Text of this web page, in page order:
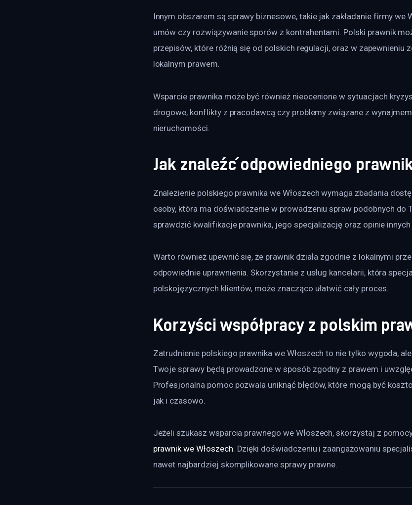
Innym obszarem są sprawy biznesowe, takie jak zakładanie firmy we
umów czy rozwiązywanie sporów z kontrahentami. Polski prawnik
przepisów, które różnią się od polskich regulacji, oraz w zapewnieniu
lokalnym prawem.
Wsparcie prawnika może być również nieocenione w sytuacjach
drogowe, konflikty z pracodawcą czy problemy związane z
nieruchomości.
Jak znaleźć odpowiedniego
Znalezienie polskiego prawnika we Włoszech wymaga zbadania
osoby, która ma doświadczenie w prowadzeniu spraw podobnych do
sprawdzić kwalifikacje prawnika, jego specjalizację oraz opinie innych
Warto również upewnić się, że prawnik działa zgodnie z lokalnymi
odpowiednie uprawnienia. Skorzystanie z usług kancelarii, która
polskojęzycznych klientów, może znacząco ułatwić cały proces.
Korzyści współpracy z polskim
Zatrudnienie polskiego prawnika we Włoszech to nie tylko wygoda,
Twoje sprawy będą prowadzone w sposób zgodny z prawem i
Profesjonalna pomoc pozwala uniknąć błędów, które mogą być
jak i czasowo.
Jeżeli szukasz wsparcia prawnego we Włoszech, skorzystaj z
prawnik we Włoszech. Dzięki doświadczeniu i zaangażowaniu
nawet najbardziej skomplikowane sprawy prawne.